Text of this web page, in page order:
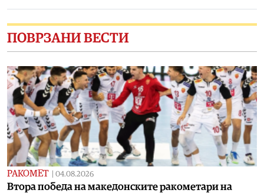
ПОВРЗАНИ ВЕСТИ
РАКОМЕТ 04.08.2026
Втора победа на македонските ракометари на